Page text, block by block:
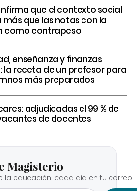
que el contexto social
que las notas con la
como contrapeso
enseñanza y finanzas
la receta de un profesor para
más preparados
adjudicadas el 99 % de
de docentes
Magisterio
la educación, cada día en tu correo.